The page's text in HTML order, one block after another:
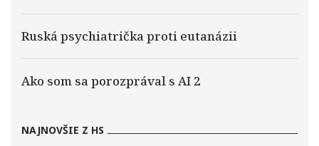
Ruská psychiatrička proti eutanázii
Ako som sa porozprával s AI 2
NAJNOVŠIE Z HS